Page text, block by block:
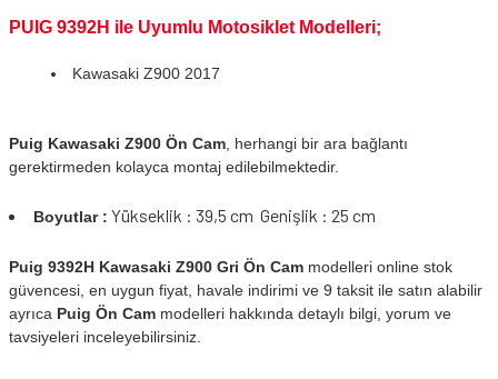
PUIG 9392H ile Uyumlu Motosiklet Modelleri;
Kawasaki Z900 2017
Puig Kawasaki Z900 Ön Cam , herhangi bir ara bağlantı
gerektirmeden kolayca montaj edilebilmektedir.
Boyutlar : Yükseklik : 39,5 cm Genişlik : 25 cm
Puig 9392H Kawasaki Z900 Gri Ön Cam modelleri online stok
güvencesi, en uygun fiyat, havale indirimi ve 9 taksit ile satın alabilir
ayrıca Puig Ön Cam modelleri hakkında detaylı bilgi, yorum ve
tavsiyeleri inceleyebilirsiniz.